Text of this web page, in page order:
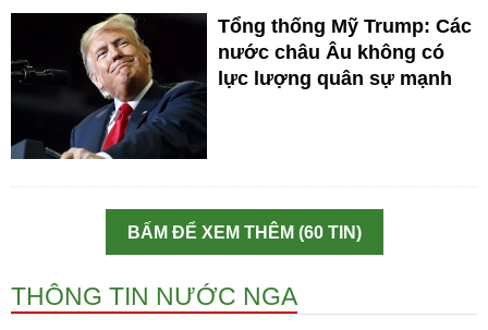
Tổng thống Mỹ Trump: Các
nước châu Âu không có
lực lượng quân sự mạnh
BẤM ĐỂ XEM THÊM (60 TIN)
THÔNG TIN NƯỚC NGA